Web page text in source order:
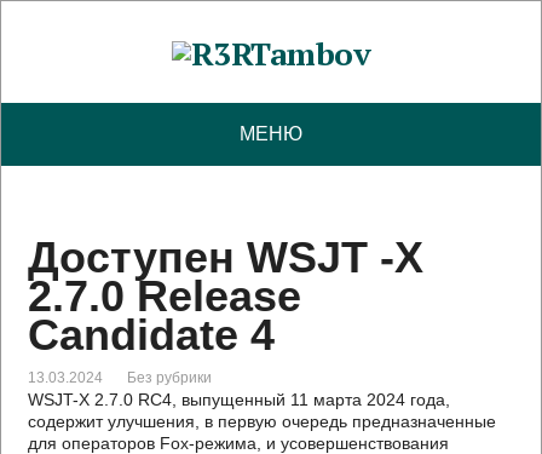
МЕНЮ
Доступен WSJT -X
2.7.0 Release
Candidate 4
13.03.2024 Без рубрики
WSJT-X 2.7.0 RC4, выпущенный 11 марта 2024 года,
содержит улучшения, в первую очередь предназначенные
для операторов Fox-режима, и усовершенствования